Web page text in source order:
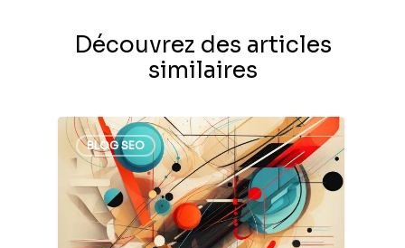
Découvrez des articles
similaires
BLOG SEO